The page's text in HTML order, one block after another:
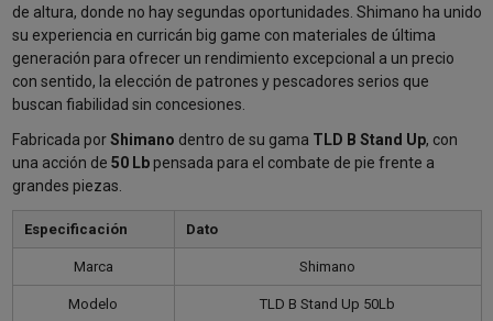
de altura, donde no hay segundas oportunidades. Shimano ha unido
su experiencia en curricán big game con materiales de última
generación para ofrecer un rendimiento excepcional a un precio
con sentido, la elección de patrones y pescadores serios que
buscan fiabilidad sin concesiones.
Fabricada porShimano dentro de su gama TLD B Stand Up, con
una acción de 50 Lbpensada para el combate de pie frente a
grandes piezas.
Especificación Dato
Marca Shimano
Modelo TLD B Stand Up 50Lb